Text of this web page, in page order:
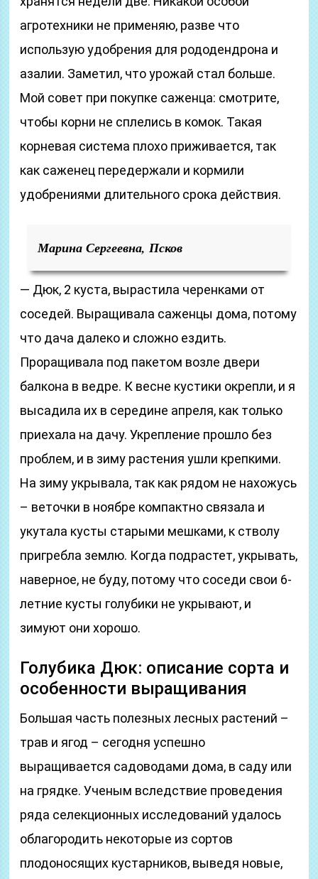
агротехники не применяю, разве что
использую удобрения для рододендрона и
азалии. Заметил, что урожай стал больше.
Мой совет при покупке саженца: смотрите,
чтобы корни не сплелись в комок. Такая
корневая система плохо приживается, так
как саженец передержали и кормили
удобрениями длительного срока действия.
Марина Сергеевна, Псков
— Дюк, 2 куста, вырастила черенками от
соседей. Выращивала саженцы дома, потому
что дача далеко и сложно ездить.
Проращивала под пакетом возле двери
балкона в ведре. К весне кустики окрепли, и я
высадила их в середине апреля, как только
приехала на дачу. Укрепление прошло без
проблем, и в зиму растения ушли крепкими.
На зиму укрывала, так как рядом не нахожусь
– веточки в ноябре компактно связала и
укутала кусты старыми мешками, к стволу
пригребла землю. Когда подрастет, укрывать,
наверное, не буду, потому что соседи свои 6-
летние кусты голубики не укрывают, и
зимуют они хорошо.
Голубика Дюк: описание сорта и
особенности выращивания
Большая часть полезных лесных растений –
трав и ягод – сегодня успешно
выращивается садоводами дома, в саду или
на грядке. Ученым вследствие проведения
ряда селекционных исследований удалось
облагородить некоторые из сортов
плодоносящих кустарников, выведя новые,